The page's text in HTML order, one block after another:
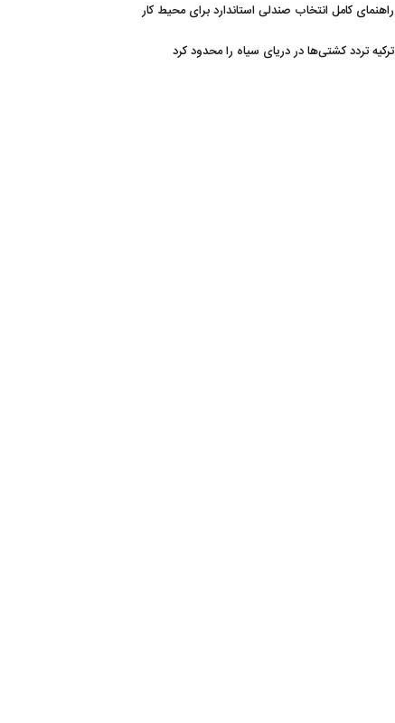
راهنمای کامل انتخاب صندلی استاندارد برای محیط کار
ترکیه تردد کشتی‌ها در دریای سیاه را محدود کرد